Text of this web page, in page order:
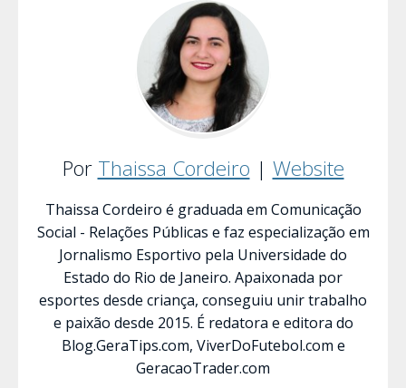
Por Thaissa Cordeiro | Website
Thaissa Cordeiro é graduada em Comunicação
Social - Relações Públicas e faz especialização em
Jornalismo Esportivo pela Universidade do
Estado do Rio de Janeiro. Apaixonada por
esportes desde criança, conseguiu unir trabalho
e paixão desde 2015. É redatora e editora do
Blog.GeraTips.com, ViverDoFutebol.com e
GeracaoTrader.com